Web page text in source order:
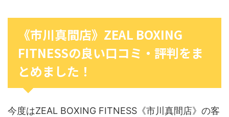
《市川真間店》ZEAL BOXING
FITNESSの良い口コミ・評判をま
とめました！
今度はZEAL BOXING FITNESS《市川真間店》の客